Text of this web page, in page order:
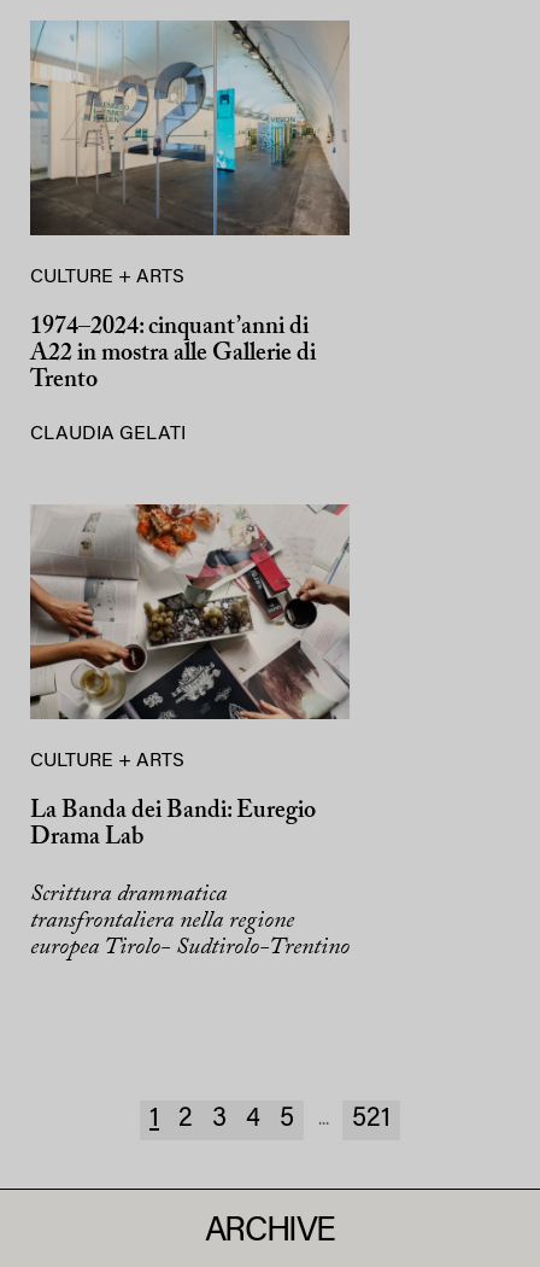
CULTURE + ARTS
1974–2024: cinquant’anni di
A22 in mostra alle Gallerie di
Trento
CLAUDIA GELATI
CULTURE + ARTS
La Banda dei Bandi: Euregio
Drama Lab
Scrittura drammatica
transfrontaliera nella regione
europea Tirolo- Sudtirolo-Trentino
1 2 3 4 5 ... 521
ARCHIVE